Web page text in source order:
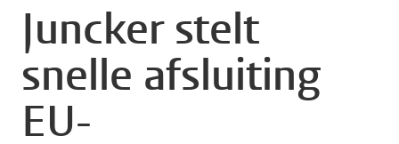
Juncker stelt
snelle afsluiting
EU-